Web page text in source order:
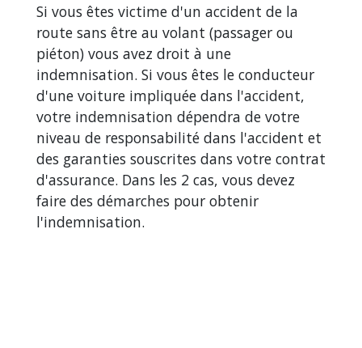
Si vous êtes victime d'un accident de la
route sans être au volant (passager ou
piéton) vous avez droit à une
indemnisation. Si vous êtes le conducteur
d'une voiture impliquée dans l'accident,
votre indemnisation dépendra de votre
niveau de responsabilité dans l'accident et
des garanties souscrites dans votre contrat
d'assurance. Dans les 2 cas, vous devez
faire des démarches pour obtenir
l'indemnisation.